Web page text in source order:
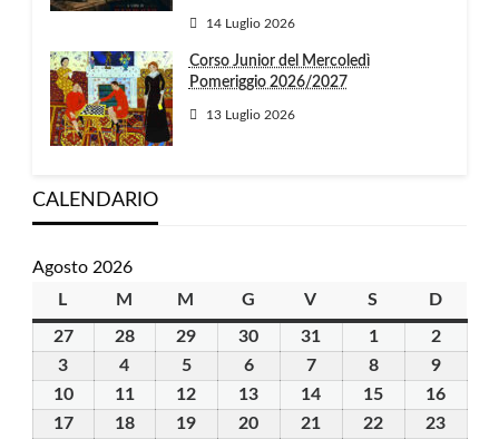
14 Luglio 2026
Corso Junior del Mercoledì
Pomeriggio 2026/2027
13 Luglio 2026
CALENDARIO
Agosto 2026
L
M martedì
M mercoledì
G giovedìV venerdì
S sabatoD
2727
Luglio
2026
2828
29 30 31 11
Agosto
2026
22
Agosto
2026
3
Agosto
2026
4
Agosto
2026
55
Agosto
2026
66
Agosto
2026
77
Agosto
2026
88
Agosto
2026
99
Agosto
2026
1010
Agosto
1111
Agosto
12
Agosto
13
Agosto
14
Agosto
15
Agosto
16
1717
1818
19 20 21 22 23